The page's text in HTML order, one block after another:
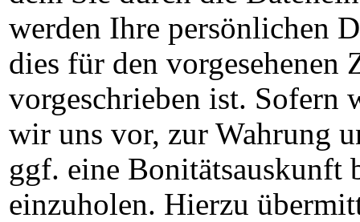
werden Ihre persönlichen
dies für den
vorgeschrieben ist. Sofern
wir uns vor, zur Wahrung
ggf. eine Bonitätsauskunft
einzuholen. Hierzu